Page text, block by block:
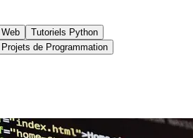
Tutoriels Python
Projets de Programmation